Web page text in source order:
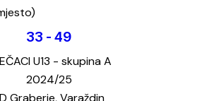
33 - 49
U13 - skupina A
2024/25
Graberje, Varaždin